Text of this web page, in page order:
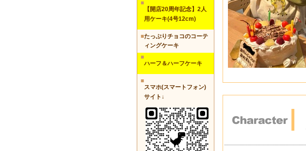
■
【開店20周年記念】2人
用ケーキ(4号12cm)
■たっぷりチョコのコーテ
ィングケーキ
■
ハーフ＆ハーフケーキ
■
スマホ(スマートフォン)
サイト↓